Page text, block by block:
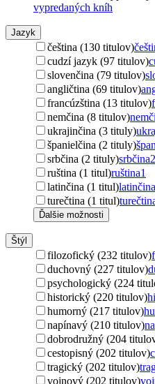
vypredaných kníh
Jazyk
čeština (130 titulov)
cudzí jazyk (97 titulov)
slovenčina (79 titulov)
angličtina (69 titulov)
francúzština (13 titulov)
nemčina (8 titulov)
ukrajinčina (3 tituly)
španielčina (2 tituly)
srbčina (2 tituly)srbčina2
ruština (1 titul)ruština1
latinčina (1 titul)latinčina
turečtina (1 titul)
Ďalšie možnosti
Štýl
filozofický (232 titulov)
duchovný (227 titulov)
psychologický (224
historický (220 titulov)
humorný (217 titulov)
napínavý (210 titulov)
dobrodružný (204
cestopisný (202 titulov)
tragický (202 titulov)
vojnový (202 titulov)